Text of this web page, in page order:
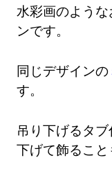
水彩画のよう
ンです。
同じデザインの
す。
吊り下げるタ
下げて飾ること